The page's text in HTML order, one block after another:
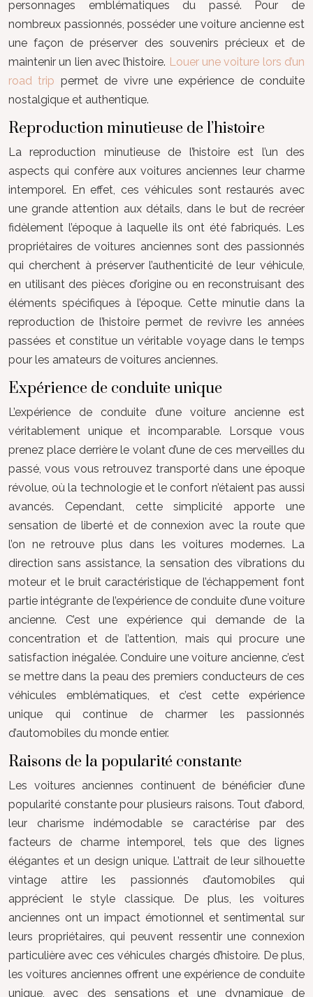
personnages emblématiques du passé. Pour de
nombreux passionnés, posséder une voiture ancienne est
une façon de préserver des souvenirs précieux et de
maintenir un lien avec l’histoire. Louer une voiture lors d’un
road trip permet de vivre une expérience de conduite
nostalgique et authentique.
Reproduction minutieuse de l’histoire
La reproduction minutieuse de l’histoire est l’un des
aspects qui confère aux voitures anciennes leur charme
intemporel. En effet, ces véhicules sont restaurés avec
une grande attention aux détails, dans le but de recréer
fidèlement l’époque à laquelle ils ont été fabriqués. Les
propriétaires de voitures anciennes sont des passionnés
qui cherchent à préserver l’authenticité de leur véhicule,
en utilisant des pièces d’origine ou en reconstruisant des
éléments spécifiques à l’époque. Cette minutie dans la
reproduction de l’histoire permet de revivre les années
passées et constitue un véritable voyage dans le temps
pour les amateurs de voitures anciennes.
Expérience de conduite unique
L’expérience de conduite d’une voiture ancienne est
véritablement unique et incomparable. Lorsque vous
prenez place derrière le volant d’une de ces merveilles du
passé, vous vous retrouvez transporté dans une époque
révolue, où la technologie et le confort n’étaient pas aussi
avancés. Cependant, cette simplicité apporte une
sensation de liberté et de connexion avec la route que
l’on ne retrouve plus dans les voitures modernes. La
direction sans assistance, la sensation des vibrations du
moteur et le bruit caractéristique de l’échappement font
partie intégrante de l’expérience de conduite d’une voiture
ancienne. C’est une expérience qui demande de la
concentration et de l’attention, mais qui procure une
satisfaction inégalée. Conduire une voiture ancienne, c’est
se mettre dans la peau des premiers conducteurs de ces
véhicules emblématiques, et c’est cette expérience
unique qui continue de charmer les passionnés
d’automobiles du monde entier.
Raisons de la popularité constante
Les voitures anciennes continuent de bénéficier d’une
popularité constante pour plusieurs raisons. Tout d’abord,
leur charisme indémodable se caractérise par des
facteurs de charme intemporel, tels que des lignes
élégantes et un design unique. L’attrait de leur silhouette
vintage attire les passionnés d’automobiles qui
apprécient le style classique. De plus, les voitures
anciennes ont un impact émotionnel et sentimental sur
leurs propriétaires, qui peuvent ressentir une connexion
particulière avec ces véhicules chargés d’histoire. De plus,
les voitures anciennes offrent une expérience de conduite
unique, avec des sensations et une dynamique de